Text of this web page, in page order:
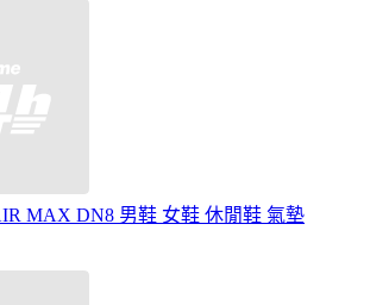
MAX DN8 男鞋 女鞋 休閒鞋 氣墊